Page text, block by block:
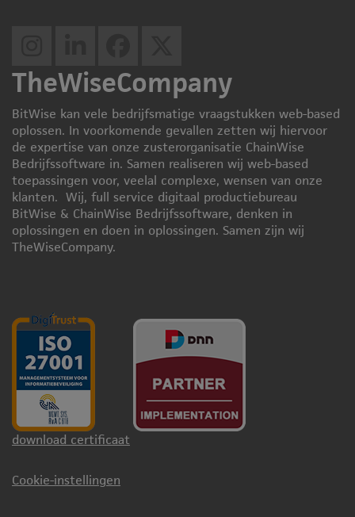
TheWiseCompany
BitWise kan vele bedrijfsmatige vraagstukken web-based
oplossen. In voorkomende gevallen zetten wij hiervoor
de expertise van onze zusterorganisatie ChainWise
Bedrijfssoftware in. Samen realiseren wij web-based
toepassingen voor, veelal complexe, wensen van onze
klanten. Wij, full service digitaal productiebureau
BitWise & ChainWise Bedrijfssoftware, denken in
oplossingen en doen in oplossingen. Samen zijn wij
TheWiseCompany.
download certificaat
Cookie-instellingen